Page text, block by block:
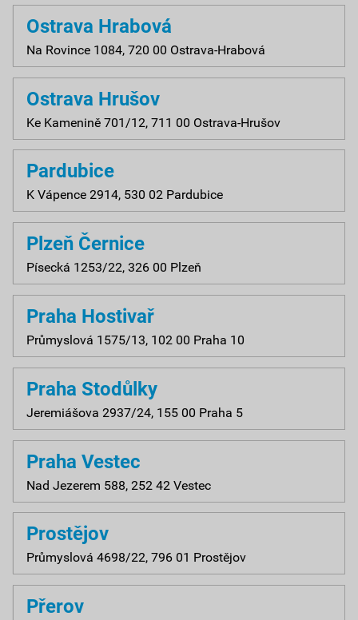
Ostrava Hrabová
Na Rovince 1084, 720 00 Ostrava-Hrabová
Ostrava Hrušov
Ke Kamenině 701/12, 711 00 Ostrava-Hrušov
Pardubice
K Vápence 2914, 530 02 Pardubice
Plzeň Černice
Písecká 1253/22, 326 00 Plzeň
Praha Hostivař
Průmyslová 1575/13, 102 00 Praha 10
Praha Stodůlky
Jeremiášova 2937/24, 155 00 Praha 5
Praha Vestec
Nad Jezerem 588, 252 42 Vestec
Prostějov
Průmyslová 4698/22, 796 01 Prostějov
Přerov